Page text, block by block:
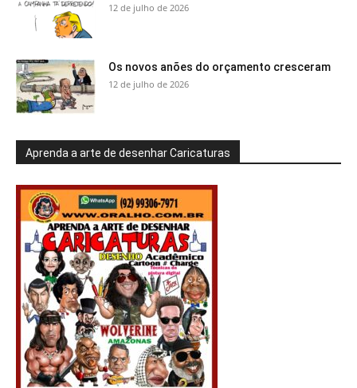
12 de julho de 2026
Os novos anões do orçamento cresceram
12 de julho de 2026
Aprenda a arte de desenhar Caricaturas